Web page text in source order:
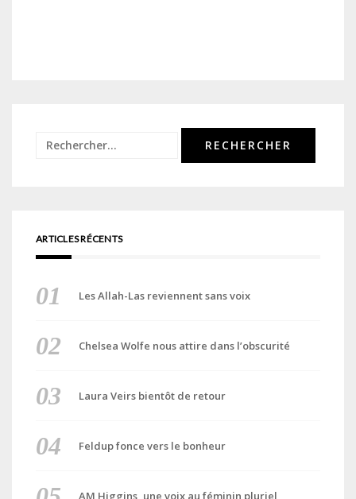
Rechercher :
ARTICLES RÉCENTS
Les Allah-Las reviennent sans voix
Chelsea Wolfe nous attire dans l’obscurité
Laura Veirs bientôt de retour
Feldup fonce vers le bonheur
AM Higgins, une voix au féminin pluriel